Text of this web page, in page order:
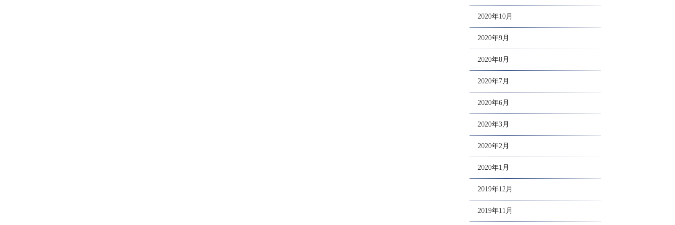
2020年10月
2020年9月
2020年8月
2020年7月
2020年6月
2020年3月
2020年2月
2020年1月
2019年12月
2019年11月